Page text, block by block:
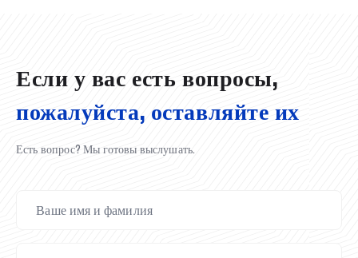
Если у вас есть вопросы,
пожалуйста, оставляйте их
Есть вопрос? Мы готовы выслушать.